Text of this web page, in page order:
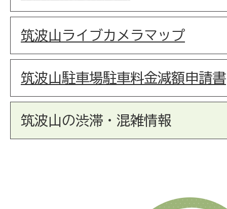
筑波山ライブカメラマップ
筑波山駐車場駐車料金減額申請書
筑波山の渋滞・混雑情報